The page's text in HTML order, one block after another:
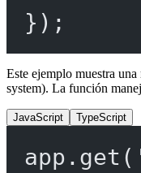
});
Este ejemplo muestra
system). La función
JavaScript TypeScript
app. get (